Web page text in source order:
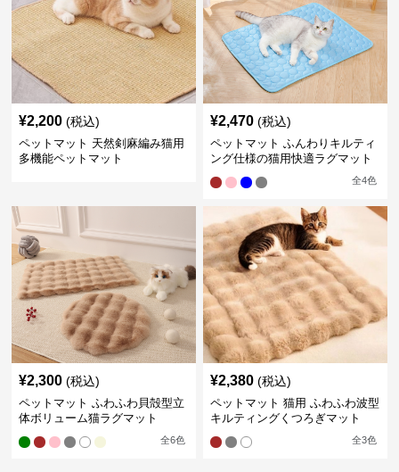
¥2,200 (税込)
ペットマット 天然剣麻編み猫用
多機能ペットマット
¥2,470 (税込)
ペットマット ふんわりキルティ
ング仕様の猫用快適ラグマット
全4色
¥2,300 (税込)
ペットマット ふわふわ貝殻型立
体ボリューム猫ラグマット
全6色
¥2,380 (税込)
ペットマット 猫用 ふわふわ波型
キルティングくつろぎマット
全3色